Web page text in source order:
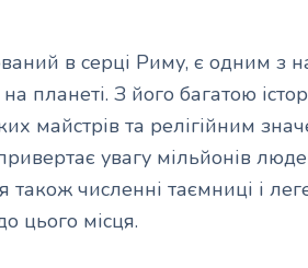
в серці Риму, є одним з
планеті. З його багатою
майстрів та релігійним
увагу мільйонів
також численні таємниці і
цього місця.